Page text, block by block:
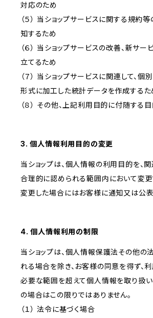
対応のため
（５） 当ショップサービスに関する規約
知するため
（６） 当ショップサービスの改善、新サ
立てるため
（７） 当ショップサービスに関連して、個
形式に加工した統計データを作成するた
（８） その他、上記利用目的に付随する
3. 個人情報利用目的の変更
当ショップは、個人情報の利用目的を、
合理的に認められる範囲内において変更
変更した場合にはお客様に通知又は公表
4. 個人情報利用の制限
当ショップは、個人情報保護法その他の
れる場合を除き、お客様の同意を得ず、
必要な範囲を超えて個人情報を取り扱い
の場合はこの限りではありません。
（１） 法令に基づく場合